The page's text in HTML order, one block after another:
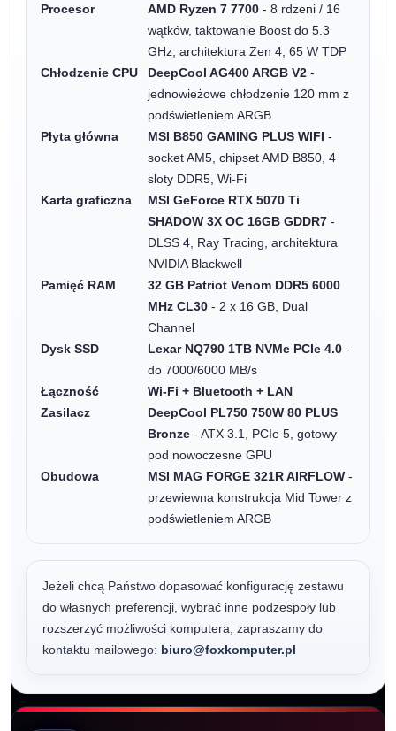
Procesor AMD Ryzen 7 7700 - 8 rdzeni / 16
wątków, taktowanie Boost do 5.3
GHz, architektura Zen 4, 65 W TDP
Chłodzenie CPU
DeepCool AG400 ARGB V2 -
jednowieżowe chłodzenie 120 mm z
podświetleniem ARGB
Płyta główna
MSI B850 GAMING PLUS WIFI -
socket AM5, chipset AMD B850, 4
sloty DDR5, Wi-Fi
Karta graficzna
MSI GeForce RTX 5070 Ti
SHADOW 3X OC 16GB GDDR7 -
DLSS 4, Ray Tracing, architektura
NVIDIA Blackwell
Pamięć RAM
32 GB Patriot Venom DDR5 6000
MHz CL30 - 2 x 16 GB, Dual
Channel
Dysk SSD
Lexar NQ790 1TB NVMe PCIe 4.0 -
do 7000/6000 MB/s
Łączność
Wi-Fi + Bluetooth + LAN
Zasilacz
DeepCool PL750 750W 80 PLUS
Bronze - ATX 3.1, PCIe 5, gotowy
pod nowoczesne GPU
Obudowa
MSI MAG FORGE 321R AIRFLOW -
przewiewna konstrukcja Mid Tower z
podświetleniem ARGB
Jeżeli chcą Państwo dopasować konfigurację zestawu
do własnych preferencji, wybrać inne podzespoły lub
rozszerzyć możliwości komputera, zapraszamy do
kontaktu mailowego: biuro@foxkomputer.pl